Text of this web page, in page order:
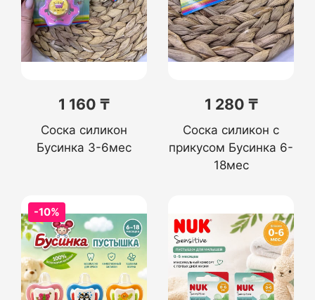
1 160 ₸
Соска силикон
Бусинка 3-6мес
1 280 ₸
Соска силикон с
прикусом Бусинка 6-
18мес
-10%